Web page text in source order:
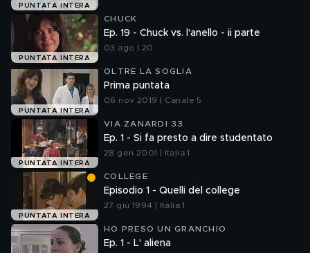
PUNTATA INTERA
PUNTATA INTERA
CHUCK
Ep. 19 - Chuck vs. l'anello - ii parte
03 ago | 20
PUNTATA INTERA
OLTRE LA SOGLIA
Prima puntata
06 nov 2019 | Canale 5
PUNTATA INTERA
VIA ZANARDI 33
Ep. 1 - Si fa presto a dire studentato
28 gen 2001 | Italia 1
PUNTATA INTERA
COLLEGE
Episodio 1 - Quelli del college
27 giu 1994 | Italia 1
HO PRESO UN GRANCHIO
Ep. 1 - L' aliena